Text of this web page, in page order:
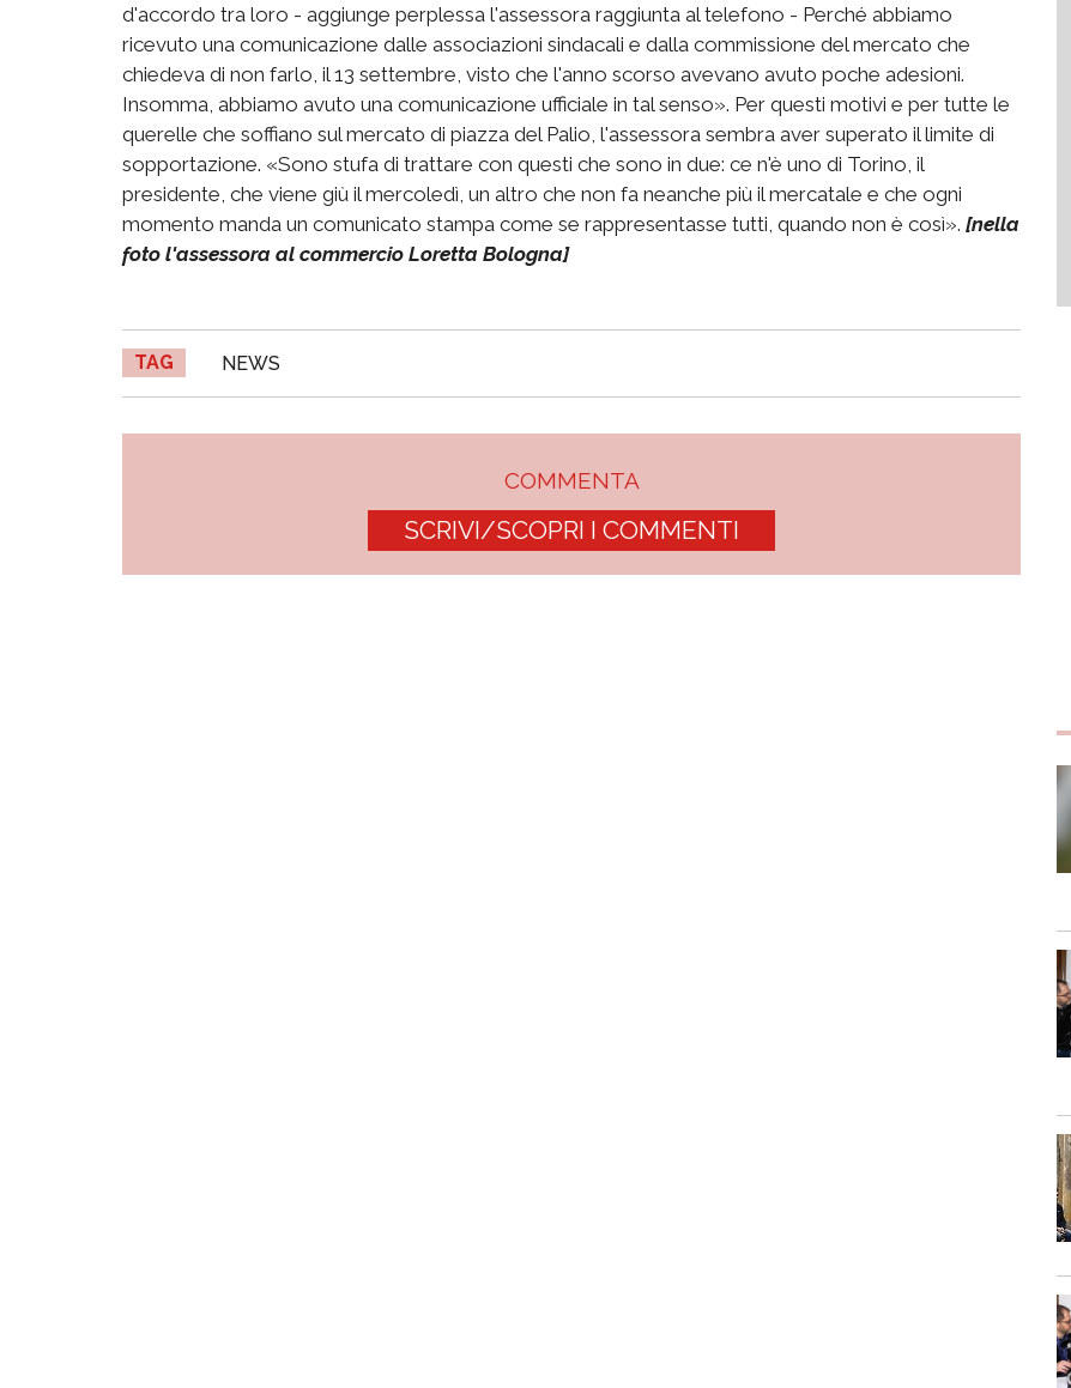
d'accordo tra loro - aggiunge perplessa l'assessora raggiunta al telefono - Perché abbiamo
ricevuto una comunicazione dalle associazioni sindacali e dalla commissione del mercato che
chiedeva di non farlo, il 13 settembre, visto che l'anno scorso avevano avuto poche adesioni.
Insomma, abbiamo avuto una comunicazione ufficiale in tal senso». Per questi motivi e per tutte le
querelle che soffiano sul mercato di piazza del Palio, l'assessora sembra aver superato il limite di
sopportazione. «Sono stufa di trattare con questi che sono in due: ce n'è uno di Torino, il
presidente, che viene giù il mercoledì, un altro che non fa neanche più il mercatale e che ogni
momento manda un comunicato stampa come se rappresentasse tutti, quando non è così». [nella
foto l'assessora al commercio Loretta Bologna]
TAG NEWS
COMMENTA
SCRIVI/SCOPRI I COMMENTI